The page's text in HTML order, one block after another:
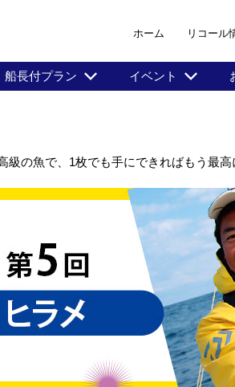
ホーム リコール
船長付プラン イベント
の魚で、1枚でも手にできればもう最高